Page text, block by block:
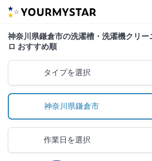
神奈川県鎌倉市の洗濯槽・洗濯機クリー
ロ おすすめ順
タイプを選択
神奈川県鎌倉市
作業日を選択